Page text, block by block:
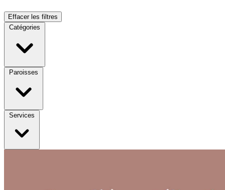
Effacer les filtres
Catégories
Paroisses
Services